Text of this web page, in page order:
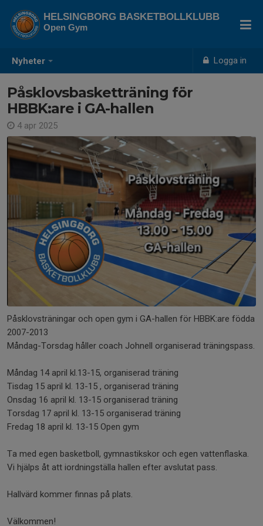
Nyheter Logga in
HELSINGBORG BASKETBOLLKLUBB
Open Gym
Påsklovsbasketträning för
HBBK:are i GA-hallen
4 apr 2025
Påsklovsträningar och open gym i GA-hallen för HBBK:are födda
2007-2013
Måndag-Torsdag håller coach Johnell organiserad träningspass.
Måndag 14 april kl.13-15, organiserad träning
Tisdag 15 april kl. 13-15 , organiserad träning
Onsdag 16 april kl. 13-15 organiserad träning
Torsdag 17 april kl. 13-15 organiserad träning
Fredag 18 april kl. 13-15 Open gym
Ta med egen basketboll, gymnastikskor och egen vattenflaska.
Vi hjälps åt att iordningställa hallen efter avslutat pass.
Hallvärd kommer finnas på plats.
Välkommen!